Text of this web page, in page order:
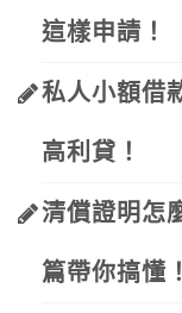
這樣申請！
私人小額借
高利貸！
清償證明怎
篇帶你搞懂！